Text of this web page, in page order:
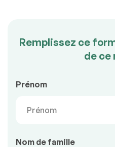
Remplissez ce
de ce
Prénom
Nom de famille